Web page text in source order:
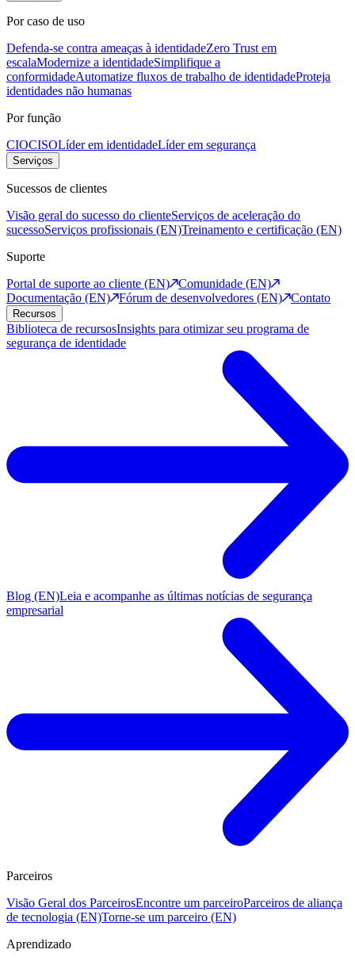
Por caso de uso
Defenda-se contra ameaças à identidadeZero Trust em
escalaModernize a identidadeSimplifique a
conformidadeAutomatize fluxos de trabalho de identidadeProteja
identidades não humanas
Por função
CIOCISOLíder em identidadeLíder em segurança
Serviços
Sucessos de clientes
Visão geral do sucesso do clienteServiços de aceleração do
sucessoServiços profissionais (EN)Treinamento e certificação (EN)
Suporte
Portal de suporte ao cliente (EN)
Comunidade (EN)
Documentação (EN)
Fórum de desenvolvedores (EN) Contato
Recursos
Biblioteca de recursosInsights para otimizar seu programa de
segurança de identidade
Blog (EN)Leia e acompanhe as últimas notícias de segurança
empresarial
Parceiros
Visão Geral dos ParceirosEncontre um parceiroParceiros de aliança
de tecnologia (EN)Torne-se um parceiro (EN)
Aprendizado